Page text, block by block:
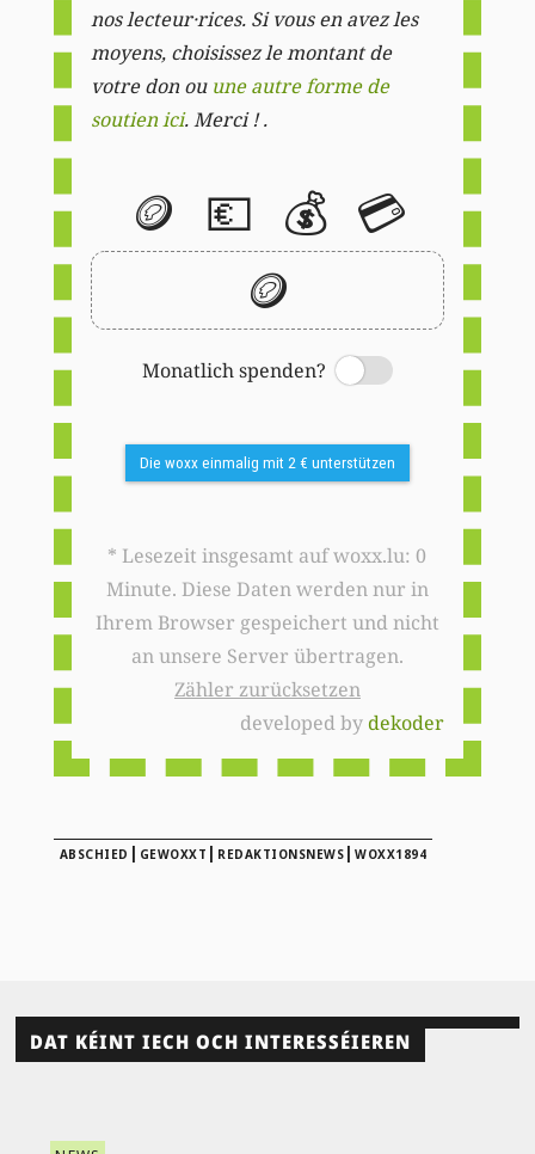
nos lecteur·rices. Si vous en avez les
moyens, choisissez le montant de
votre don ou une autre forme de
soutien ici. Merci ! .
🪙 💶 💰 💳
🪙
Monatlich spenden?
Switch
Die woxx einmalig mit 2 € unterstützen
* Lesezeit insgesamt auf woxx.lu: 0
Minute. Diese Daten werden nur in
Ihrem Browser gespeichert und nicht
an unsere Server übertragen.
Zähler zurücksetzen
developed bydekoder
ABSCHIED | GEWOXXT | REDAKTIONSNEWS |WOXX1894
DAT KÉINT IECH OCH INTERESSÉIEREN